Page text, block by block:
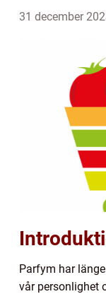
31 december
Parfym har
vår personlighet